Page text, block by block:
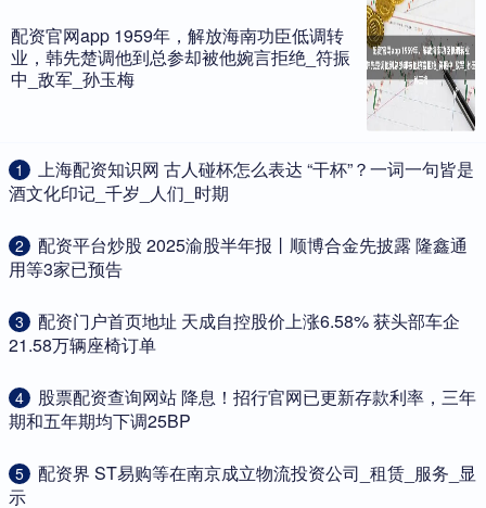
配资官网app 1959年，解放海南功臣低调转
业，韩先楚调他到总参却被他婉言拒绝_符振
中_敌军_孙玉梅
1
​上海配资知识网 古人碰杯怎么表达 “干杯”？一词一句皆是
酒文化印记_千岁_人们_时期
2
​配资平台炒股 2025渝股半年报丨顺博合金先披露 隆鑫通
用等3家已预告
3
​配资门户首页地址 天成自控股价上涨6.58% 获头部车企
21.58万辆座椅订单
4
​股票配资查询网站 降息！招行官网已更新存款利率，三年
期和五年期均下调25BP
5
​配资界 ST易购等在南京成立物流投资公司_租赁_服务_显
示